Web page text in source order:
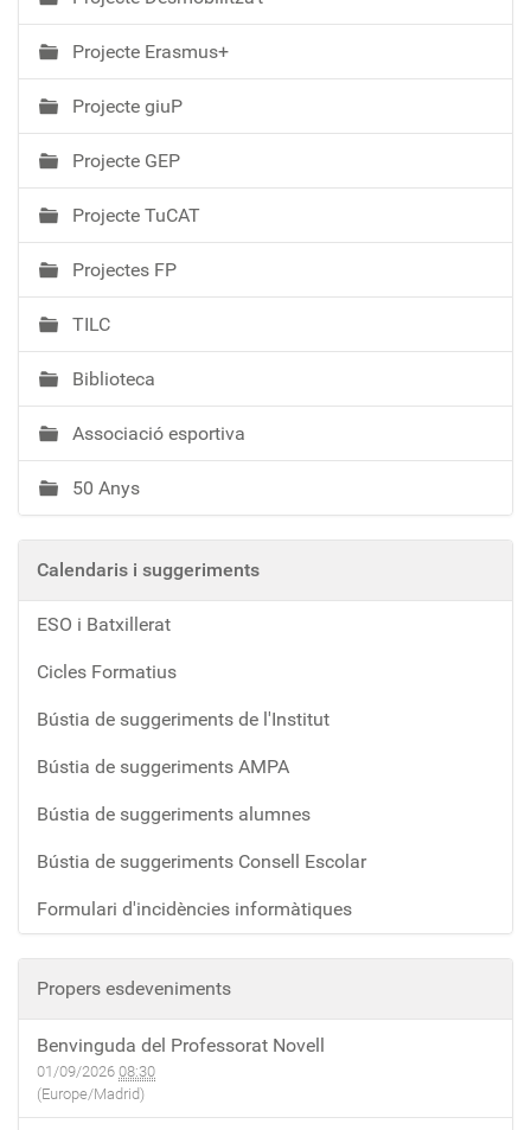
Projecte Erasmus+
Projecte giuP
Projecte GEP
Projecte TuCAT
Projectes FP
TILC
Biblioteca
Associació esportiva
50 Anys
Calendaris i suggeriments
ESO i Batxillerat
Cicles Formatius
Bústia de suggeriments de l'Institut
Bústia de suggeriments AMPA
Bústia de suggeriments alumnes
Bústia de suggeriments Consell Escolar
Formulari d'incidències informàtiques
Propers esdeveniments
Benvinguda del Professorat Novell
01/09/2026 08:30
(Europe/Madrid)